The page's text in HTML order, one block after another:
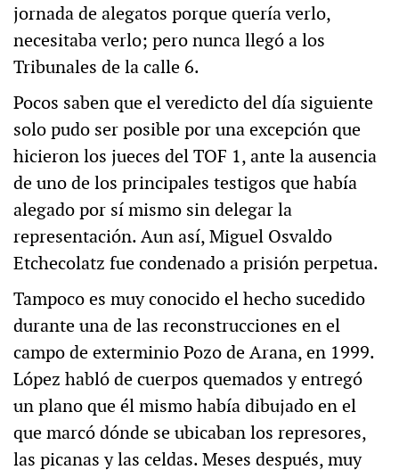
jornada de alegatos porque quería verlo,
necesitaba verlo; pero nunca llegó a los
Tribunales de la calle 6.
Pocos saben que el veredicto del día siguiente
solo pudo ser posible por una excepción que
hicieron los jueces del TOF 1, ante la ausencia
de uno de los principales testigos que había
alegado por sí mismo sin delegar la
representación. Aun así, Miguel Osvaldo
Etchecolatz fue condenado a prisión perpetua.
Tampoco es muy conocido el hecho sucedido
durante una de las reconstrucciones en el
campo de exterminio Pozo de Arana, en 1999.
López habló de cuerpos quemados y entregó
un plano que él mismo había dibujado en el
que marcó dónde se ubicaban los represores,
las picanas y las celdas. Meses después, muy